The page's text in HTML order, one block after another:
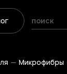
Микрофибры